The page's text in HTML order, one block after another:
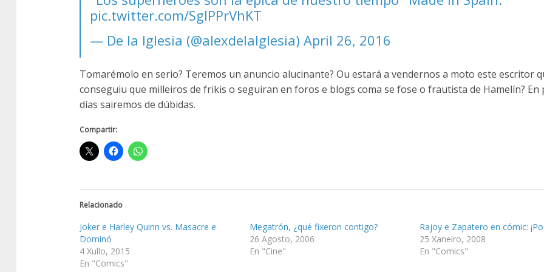
pic.twitter.com/SgIPPrVhKT
— De la Iglesia (@alexdelaIglesia) April 26, 2016
Tomarémolo en serio? Teremos un anuncio alucinante? Ou estará a vendernos a moto este escritor
conseguiu que milleiros de frikis o seguiran en foros e blogs coma se fose o frautista de Hamelín? En
días sairemos de dúbidas.
Compartir:
Relacionado
Joker e Harley Quinn vs. Masacre e
Dominó
4 Xullo, 2015
En "Comics"
Megatrón, ¿qué fixeron contigo?
26 Agosto, 2006
En "Cine"
Rajoy e Zapatero en cómic:
25 Xaneiro, 2008
En "Comics"